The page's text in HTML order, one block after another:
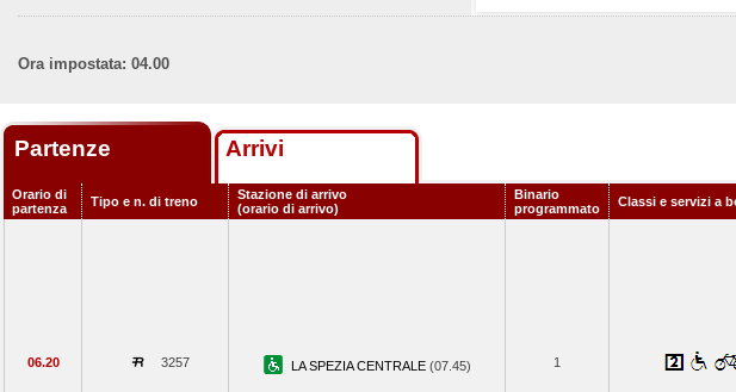
Ora impostata: 04.00
Partenze Arrivi
Orario di
partenza
Tipo e n. di treno
Stazione di arrivo
(orario di arrivo)
Binario
programmato
Classi e servizi a
06.20 3257 LA SPEZIA CENTRALE (07.45) 1